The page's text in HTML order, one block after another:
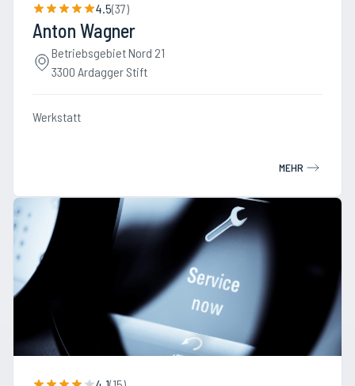
4.5(37)
Anton Wagner
Betriebsgebiet Nord 21
3300 Ardagger Stift
Werkstatt
MEHR